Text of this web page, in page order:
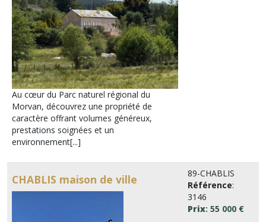
Au cœur du Parc naturel régional du
Morvan, découvrez une propriété de
caractère offrant volumes généreux,
prestations soignées et un
environnement[...]
CHABLIS maison de ville
89-CHABLIS
Référence:
3146
Prix: 55 000 €